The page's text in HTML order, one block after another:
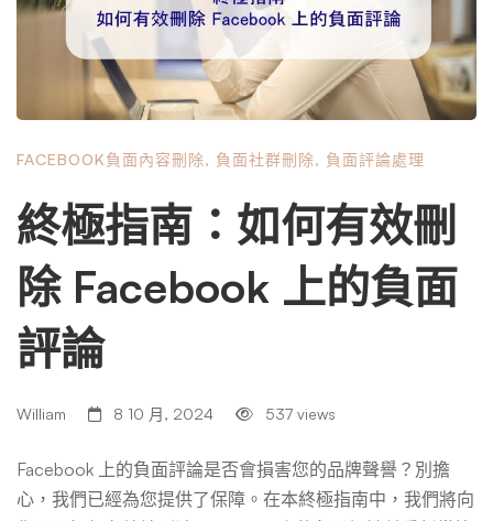
FACEBOOK負面內容刪除, 負面社群刪除, 負面評論處理
終極指南：如何有效刪
除 Facebook 上的負面
評論
William 8 10 月, 2024 537 views
Facebook 上的負面評論是否會損害您的品牌聲譽？別擔
心，我們已經為您提供了保障。在本終極指南中，我們將向